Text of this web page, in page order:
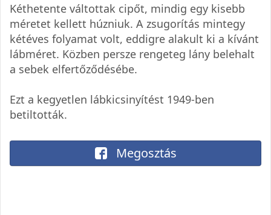
Kéthetente váltottak cipőt, mindig egy kisebb
méretet kellett húzniuk. A zsugorítás mintegy
kétéves folyamat volt, eddigre alakult ki a kívánt
lábméret. Közben persze rengeteg lány belehalt
a sebek elfertőződésébe.
Ezt a kegyetlen lábkicsinyítést 1949-ben
betiltották.
Megosztás